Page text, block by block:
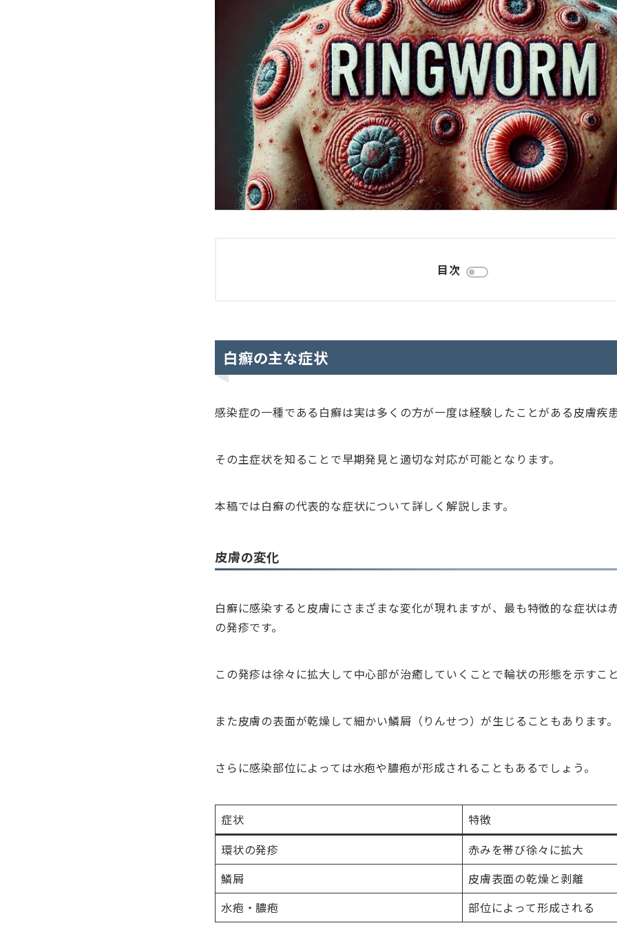
目次
白癬の主な症状
感染症の一種である白癬は実は多くの方が一度は経験したことがある皮膚疾
その主症状を知ることで早期発見と適切な対応が可能となります。
本稿では白癬の代表的な症状について詳しく解説します。
皮膚の変化
白癬に感染すると皮膚にさまざまな変化が現れますが、最も特徴的な症状は
の発疹です。
この発疹は徐々に拡大して中心部が治癒していくことで輪状の形態を示すこ
また皮膚の表面が乾燥して細かい鱗屑（りんせつ）が生じることもあります
さらに感染部位によっては水疱や膿疱が形成されることもあるでしょう。
症状
特徴
環状の発疹
赤みを帯び徐々に拡大
鱗屑
皮膚表面の乾燥と剥離
水疱・膿疱
部位によって形成される